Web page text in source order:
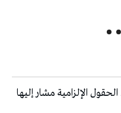
الحقول الإلزامية مشار إليها